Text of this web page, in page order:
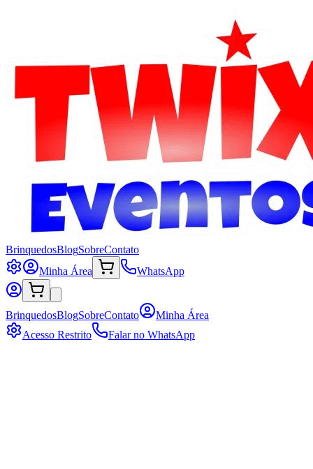
BrinquedosBlogSobreContato
Minha Área
WhatsApp
BrinquedosBlogSobreContato
Minha Área
Acesso Restrito
Falar no WhatsApp